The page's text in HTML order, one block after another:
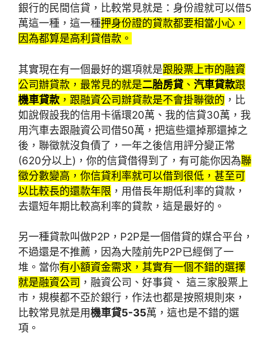
銀行的民間信貸，比較常見就是：身份證就可以借5
萬這一種，這一種押身份證的貸款都要相當小心，
因為都算是高利貸借款。
其實現在有一個最好的選項就是跟股票上市的融資
公司辦貸款，最常見的就是二胎房貸 、 汽車貸款跟
機車貸款 ，跟融資公司辦貸款是不會掛聯徵的 ，比
如說假設我的信用卡循環20萬、我的信貸30萬，我
用汽車去跟融資公司借50萬，把這些還掉那還掉之
後，聯徵就沒負債了，一年之後信用評分變正常
(620分以上)，你的信貸借得到了，有可能你因為聯
徵分數變高，你信貸利率就可以借到很低，甚至可
以比較長的還款年限 ，用借長年期低利率的貸款，
去還短年期比較高利率的貸款，這是最好的。
另一種貸款叫做P2P，P2P是一個借貸的媒合平台，
不過還是不推薦，因為大陸前先P2P已經倒了一
堆。當你有小額資金需求，其實有一個不錯的選擇
就是融資公司 ，融資公司、好事貸、 這三家股票上
市，規模都不亞於銀行，作法也都是按照規則來，
比較常見就是用機車貸5-35萬，這也是不錯的選
項。